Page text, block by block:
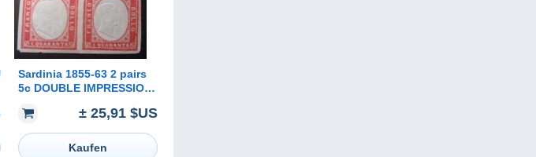
Sardinia 1855-63 2 pairs
5c DOUBLE IMPRESSION
printing?(Sardegna
Sardaigne Italia Italy Italie
± 25,91 $US
Kaufen